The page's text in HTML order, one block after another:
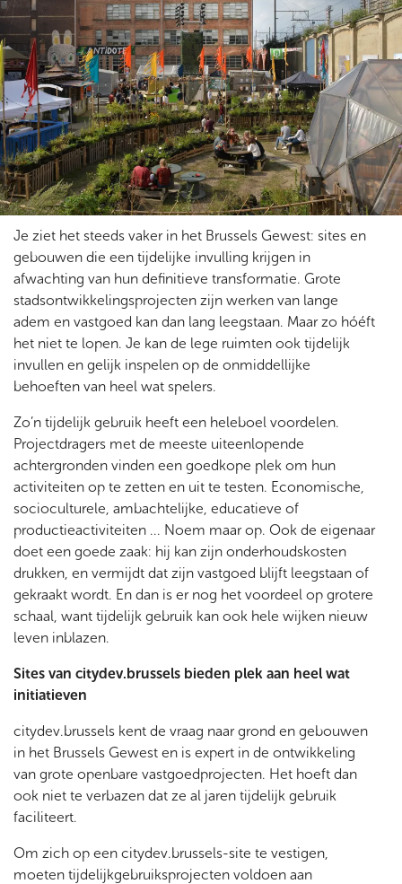
Je ziet het steeds vaker in het Brussels Gewest: sites en
gebouwen die een tijdelijke invulling krijgen in
afwachting van hun definitieve transformatie. Grote
stadsontwikkelingsprojecten zijn werken van lange
adem en vastgoed kan dan lang leegstaan. Maar zo hóéft
het niet te lopen. Je kan de lege ruimten ook tijdelijk
invullen en gelijk inspelen op de onmiddellijke
behoeften van heel wat spelers.
Zo’n tijdelijk gebruik heeft een heleboel voordelen.
Projectdragers met de meeste uiteenlopende
achtergronden vinden een goedkope plek om hun
activiteiten op te zetten en uit te testen. Economische,
socioculturele, ambachtelijke, educatieve of
productieactiviteiten ... Noem maar op. Ook de eigenaar
doet een goede zaak: hij kan zijn onderhoudskosten
drukken, en vermijdt dat zijn vastgoed blijft leegstaan of
gekraakt wordt. En dan is er nog het voordeel op grotere
schaal, want tijdelijk gebruik kan ook hele wijken nieuw
leven inblazen.
Sites van citydev.brussels bieden plek aan heel wat
initiatieven
citydev.brussels kent de vraag naar grond en gebouwen
in het Brussels Gewest en is expert in de ontwikkeling
van grote openbare vastgoedprojecten. Het hoeft dan
ook niet te verbazen dat ze al jaren tijdelijk gebruik
faciliteert.
Om zich op een citydev.brussels-site te vestigen,
moeten tijdelijkgebruiksprojecten voldoen aan